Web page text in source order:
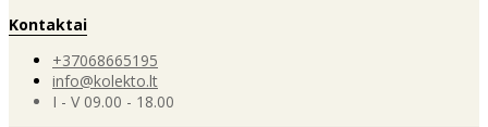
Kontaktai
+37068665195
info@kolekto.lt
I - V 09.00 - 18.00